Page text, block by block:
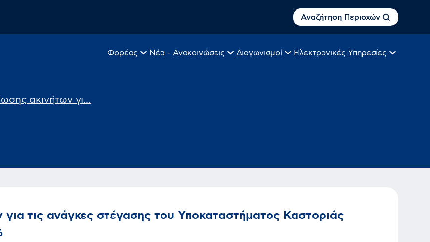
Αναζήτηση Περιοχών
Φορέας Νέα - Ανακοινώσεις Διαγωνισμοί Ηλεκτρονικές Υπηρεσίες
ακινήτων γι...
τις ανάγκες στέγασης του Υποκαταστήματος Καστοριάς